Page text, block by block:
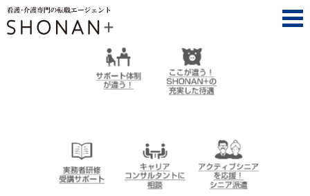
SHONAN+（湘南プラス）は、ここが違う！
う！ SHONAN＋の充実
した待遇